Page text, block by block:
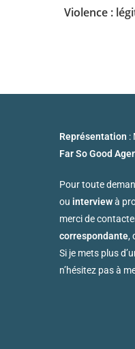
Violence :
Représentation :
Far So Good
Pour toute
ou interviewà
merci de
correspondante,
Si je mets plus
n’hésitez pas à